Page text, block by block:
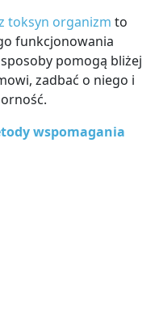
toksyn organizm to
funkcjonowania
pomogą bliżej
zadbać o niego i
wspomagania